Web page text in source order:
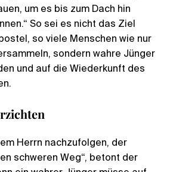
um es bis zum Dach hin
So sei es nicht das Ziel
so viele Menschen wie nur
sondern wahre Jünger
und auf die Wiederkunft des
Herrn nachzufolgen, der
schweren Weg“, betont der